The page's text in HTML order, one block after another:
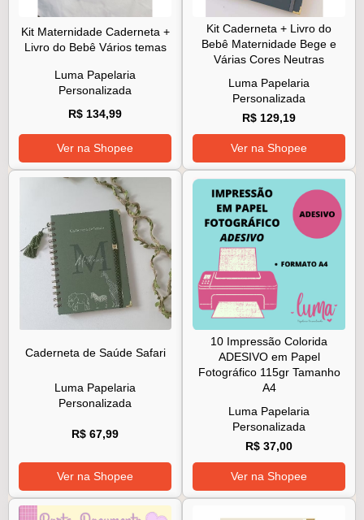
Kit Maternidade Caderneta +
Livro do Bebê Vários temas
Luma Papelaria
Personalizada
R$ 134,99
Ver na Shopee
Kit Caderneta + Livro do
Bebê Maternidade Bege e
Várias Cores Neutras
Luma Papelaria
Personalizada
R$ 129,19
Ver na Shopee
Caderneta de Saúde Safari
Luma Papelaria
Personalizada
R$ 67,99
Ver na Shopee
10 Impressão Colorida
ADESIVO em Papel
Fotográfico 115gr Tamanho
A4
Luma Papelaria
Personalizada
R$ 37,00
Ver na Shopee